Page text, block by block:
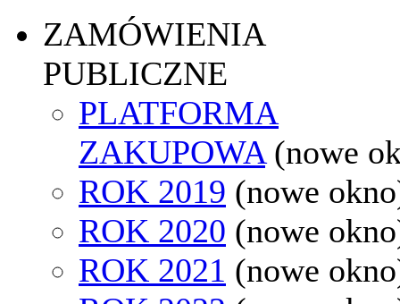
ZAMÓWIENIA
PUBLICZNE
PLATFORMA
ZAKUPOWA (nowe
ROK 2019 (nowe
ROK 2020 (nowe
ROK 2021 (nowe